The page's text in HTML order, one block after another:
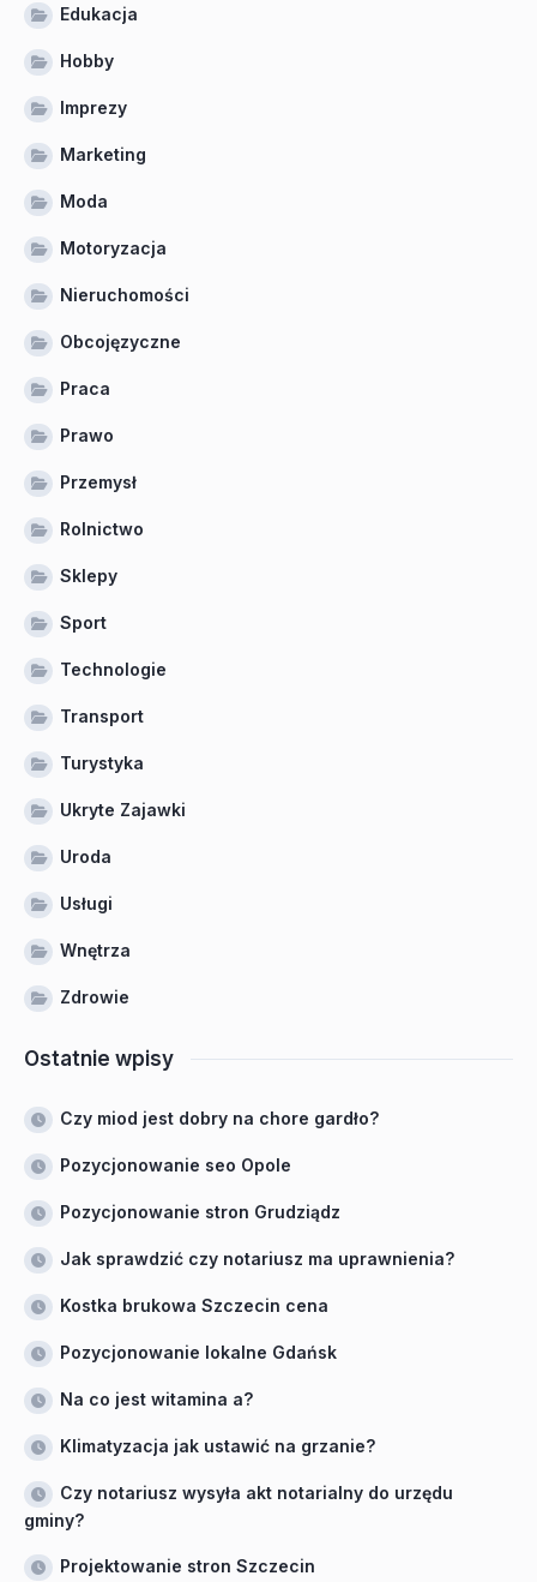
Edukacja
Hobby
Imprezy
Marketing
Moda
Motoryzacja
Nieruchomości
Obcojęzyczne
Praca
Prawo
Przemysł
Rolnictwo
Sklepy
Sport
Technologie
Transport
Turystyka
Ukryte Zajawki
Uroda
Usługi
Wnętrza
Zdrowie
Ostatnie wpisy
Czy miod jest dobry na chore gardło?
Pozycjonowanie seo Opole
Pozycjonowanie stron Grudziądz
Jak sprawdzić czy notariusz ma uprawnienia?
Kostka brukowa Szczecin cena
Pozycjonowanie lokalne Gdańsk
Na co jest witamina a?
Klimatyzacja jak ustawić na grzanie?
Czy notariusz wysyła akt notarialny do urzędu
gminy?
Projektowanie stron Szczecin